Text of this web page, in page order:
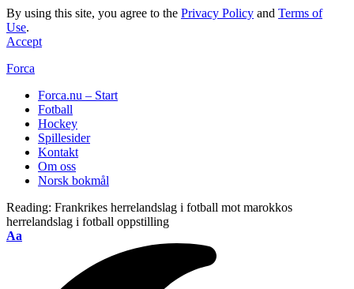
By using this site, you agree to the Privacy Policy and Terms of
Use.
Accept
Forca
Forca.nu – Start
Fotball
Hockey
Spillesider
Kontakt
Om oss
Norsk bokmål
Reading: Frankrikes herrelandslag i fotball mot marokkos
herrelandslag i fotball oppstilling
Aa